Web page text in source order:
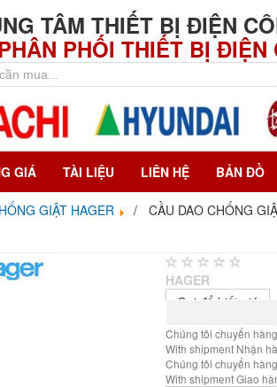
TÂM THIẾT BỊ ĐIỆN
PHỐI THIẾT BỊ ĐIỆN
GIÁ TÀI LIỆU LIÊN HỆ BẢN ĐỒ
GIẬT HAGER CẦU DAO CHỐNG
HAGER
Gọi để biết giá
Chúng tôi chuyển
With shipment Nhận
Chúng tôi chuyển
With shipment Giao